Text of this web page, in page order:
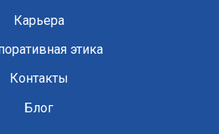
Карьера
этика
Контакты
Блог